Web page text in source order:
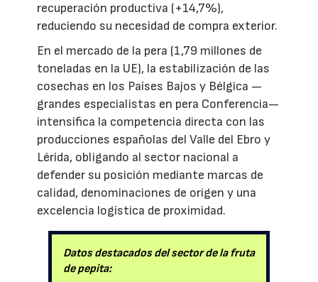
recuperación productiva (+14,7%),
reduciendo su necesidad de compra exterior.
En el mercado de la pera (1,79 millones de
toneladas en la UE), la estabilización de las
cosechas en los Países Bajos y Bélgica —
grandes especialistas en pera Conferencia—
intensifica la competencia directa con las
producciones españolas del Valle del Ebro y
Lérida, obligando al sector nacional a
defender su posición mediante marcas de
calidad, denominaciones de origen y una
excelencia logística de proximidad.
Datos destacados del sector de la fruta
de pepita: